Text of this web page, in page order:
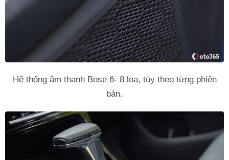
Hệ thống âm thanh Bose 6- 8 loa, tùy theo từng phiên
bản.